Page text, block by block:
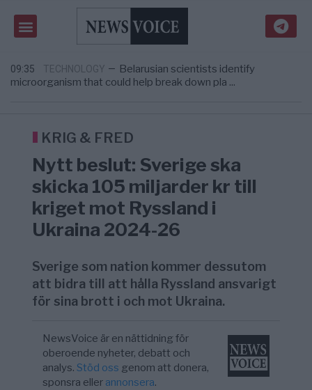
8/8 KRIG & FRED
Richard D. Wolff: Därför provocerar
Europas ledare fram ett krig med Rys ...
SVERIGE
Sanna Hill lämnar ytterhögern efter 18 år –
09:35 TECHNOLOGY — Belarusian scientists identify
microorganism that could help break down pla ...
differ from P2P?
Europas ledare fram ett krig med Rys ...
10:51 SVERIGE — Sanna Hill lämnar ytterhögern efter 18 år –
Överger tanken om ett ...
KRIG & FRED
Nytt beslut: Sverige ska
skicka 105 miljarder kr till
kriget mot Ryssland i
Ukraina 2024-26
Sverige som nation kommer dessutom
att bidra till att hålla Ryssland ansvarigt
för sina brott i och mot Ukraina.
NewsVoice är en nättidning för
oberoende nyheter, debatt och
analys.Stöd oss genom att donera,
sponsra eller annonsera.